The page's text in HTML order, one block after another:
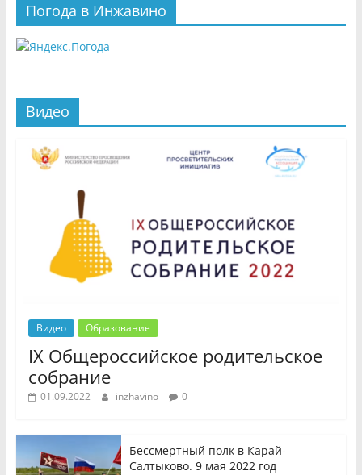
Погода в Инжавино
Видео
Видео Образование
IX Общероссийское родительское
собрание
01.09.2022 inzhavino 0
Бессмертный полк в Карай-
Салтыково. 9 мая 2022 год